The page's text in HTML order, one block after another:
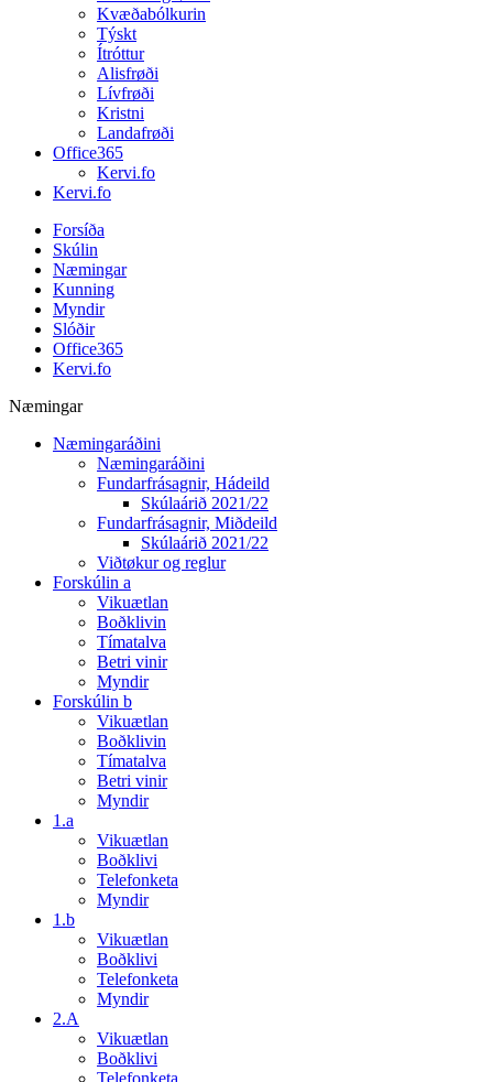
Kvæðabólkurin
Týskt
Ítróttur
Alisfrøði
Lívfrøði
Kristni
Landafrøði
Office365
Kervi.fo
Kervi.fo
Forsíða
Skúlin
Næmingar
Kunning
Myndir
Slóðir
Office365
Kervi.fo
Næmingar
Næmingaráðini
Næmingaráðini
Fundarfrásagnir, Hádeild
Skúlaárið 2021/22
Fundarfrásagnir, Miðdeild
Skúlaárið 2021/22
Viðtøkur og reglur
Forskúlin a
Vikuætlan
Boðklivin
Tímatalva
Betri vinir
Myndir
Forskúlin b
Vikuætlan
Boðklivin
Tímatalva
Betri vinir
Myndir
1.a
Vikuætlan
Boðklivi
Telefonketa
Myndir
1.b
Vikuætlan
Boðklivi
Telefonketa
Myndir
2.A
Vikuætlan
Boðklivi
Telefonketa